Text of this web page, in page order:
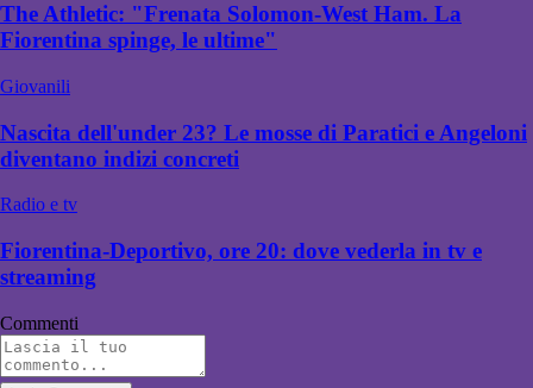
The Athletic: "Frenata Solomon-West Ham. La
Fiorentina spinge, le ultime"
Giovanili
Nascita dell'under 23? Le mosse di Paratici e Angeloni
diventano indizi concreti
Radio e tv
Fiorentina-Deportivo, ore 20: dove vederla in tv e
streaming
Commenti